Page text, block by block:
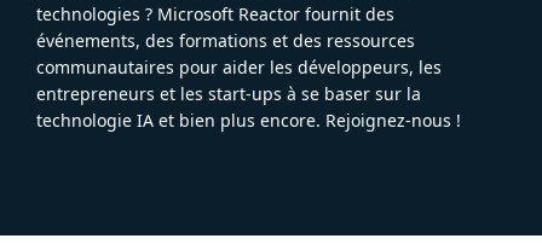
technologies ? Microsoft Reactor fournit des
événements, des formations et des ressources
communautaires pour aider les développeurs, les
entrepreneurs et les start-ups à se baser sur la
technologie IA et bien plus encore. Rejoignez-nous !